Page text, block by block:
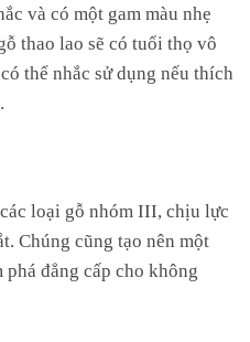
và có một gam màu nhẹ
thao lao sẽ có tuổi thọ vô
thể nhắc sử dụng nếu thích
loại gỗ nhóm III, chịu lực
Chúng cũng tạo nên một
phá đẳng cấp cho không